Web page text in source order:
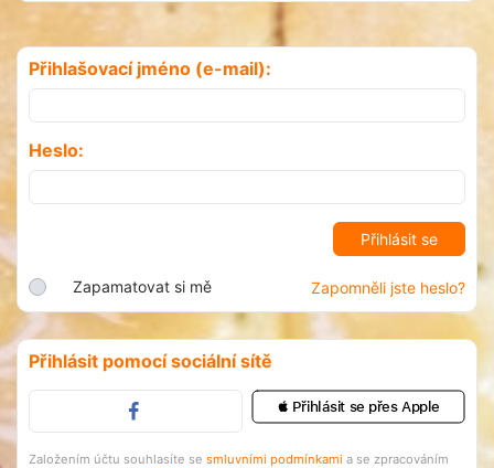
Přihlašovací jméno (e-mail):
Heslo:
Zapamatovat si mě Zapomněli jste heslo?
Přihlásit pomocí sociální sítě
 Přihlásit se přes Apple
Založením účtu souhlasíte se smluvními podmínkami a se zpracováním